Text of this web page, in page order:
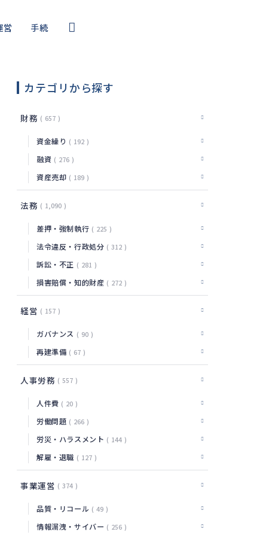
営
・サイバー
手続
カテゴリから探す
財務 657
資金繰り 192
融資 276
資産売却 189
法務 1,090
差押・強制執行 225
法令違反・行政処分 312
訴訟・不正 281
損害賠償・知的財産 272
経営 157
ガバナンス 90
再建準備 67
人事労務 557
人件費 20
労働問題 266
労災・ハラスメント 144
解雇・退職 127
事業運営 374
品質・リコール 49
情報漏洩・サイバー 256